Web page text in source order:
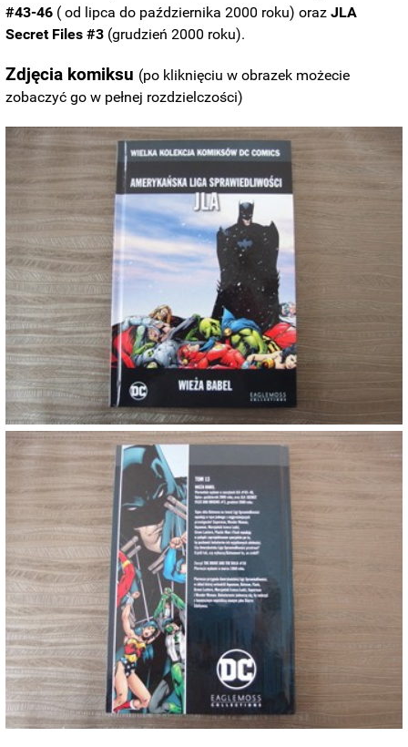
#43-46 ( od lipca do października 2000 roku) orazJLA
Secret Files #3 (grudzień 2000 roku).
Zdjęcia komiksu (po kliknięciu w obrazek możecie
zobaczyć go w pełnej rozdzielczości)